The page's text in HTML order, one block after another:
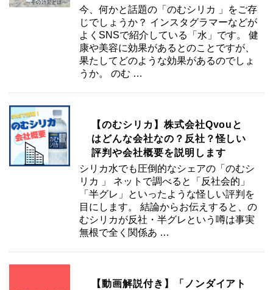
今、何かと話題の「のむシリカ 」をご存
じでしょうか？ インスタグラマーなどが
よくSNSで紹介している「水」です。 健
康や美容に効果があるとのことですが、
果たしてどのような効果があるのでしょ
うか。 のむ …
【のむシリカ】株式会社Qvouと
はどんな会社なの？反社？怪しい
評判や会社概要を説明します
シリカ水でも圧倒的なシェアの「のむシ
リカ 」 ネットで調べると「反社会的」
「半グレ」といったような怪しい評判を
目にします。 結論からお伝えすると、の
むシリカが反社・半グレという噂は事実
無根で全く関係あ …
【動画解説付き】「ノンダイアト